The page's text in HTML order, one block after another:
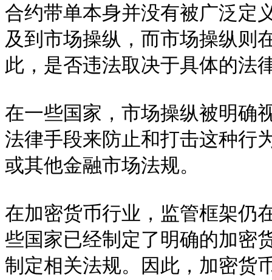
合约带单本身并没有被广泛定
及到市场操纵，而市场操纵则
此，是否违法取决于具体的法
在一些国家，市场操纵被明确
法律手段来防止和打击这种行
或其他金融市场法规。
在加密货币行业，监管框架仍
些国家已经制定了明确的加密
制定相关法规。因此，加密货